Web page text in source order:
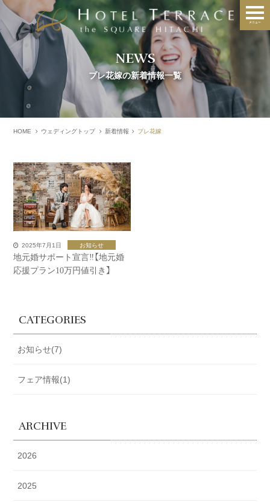
NEWS
プレ花嫁の新着情報一覧
HOME ウェディングトップ 新着情報 プレ花嫁
2025年7月1日 お知らせ
地元婚サポート宣言‼【地元婚
応援プラン10万円値引き】
CATEGORIES
お知らせ(7)
フェア情報(1)
ARCHIVE
2026
2025